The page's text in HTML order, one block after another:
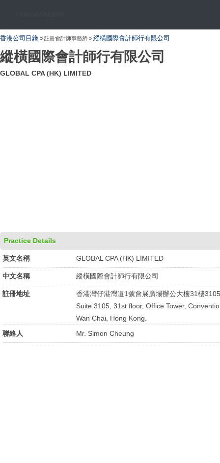
香港公司目錄 » 註冊會計師事務所 » 縱橫國際會計師行有限公司
縱橫國際會計師行有限公司
GLOBAL CPA (HK) LIMITED
Practice Details
英文名稱 GLOBAL CPA (HK) LIMITED
中文名稱 縱橫國際會計師行有限公司
註冊地址
香港灣仔港灣道1號會展廣場辦公大樓31樓
Suite 3105, 31st floor, Office Tower,
Wan Chai, Hong Kong.
聯絡人
Mr. Simon Cheung